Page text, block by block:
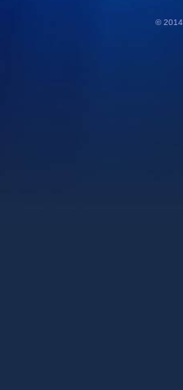
© 2014